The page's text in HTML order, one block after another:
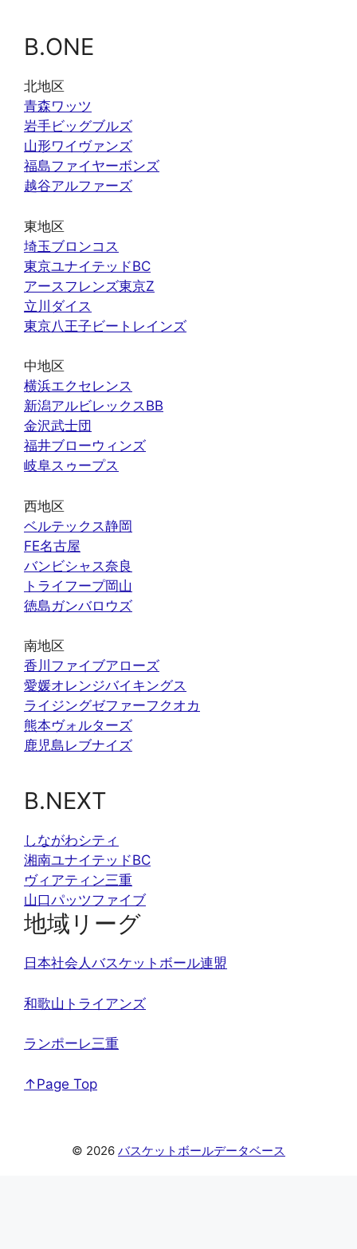
B.ONE
北地区
青森ワッツ
岩手ビッグブルズ
山形ワイヴァンズ
福島ファイヤーボンズ
越谷アルファーズ
東地区
埼玉ブロンコス
東京ユナイテッドBC
アースフレンズ東京Z
立川ダイス
東京八王子ビートレインズ
中地区
横浜エクセレンス
新潟アルビレックスBB
金沢武士団
福井ブローウィンズ
岐阜スゥープス
西地区
ベルテックス静岡
FE名古屋
バンビシャス奈良
トライフープ岡山
徳島ガンバロウズ
南地区
香川ファイブアローズ
愛媛オレンジバイキングス
ライジングゼファーフクオカ
熊本ヴォルターズ
鹿児島レブナイズ
B.NEXT
しながわシティ
湘南ユナイテッドBC
ヴィアティン三重
山口パッツファイブ
地域リーグ
日本社会人バスケットボール連盟
和歌山トライアンズ
ランポーレ三重
↑Page Top
© 2026 バスケットボールデータベース